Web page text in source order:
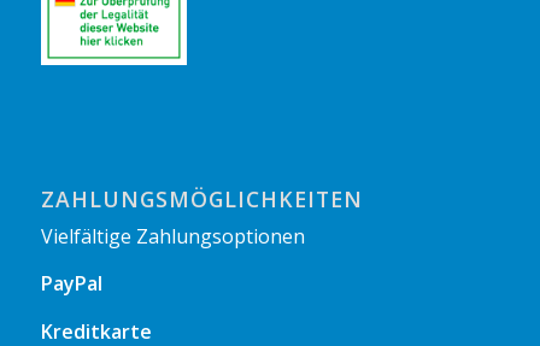
ZAHLUNGSMÖGLICHKEITEN
Vielfältige Zahlungsoptionen
PayPal
Kreditkarte